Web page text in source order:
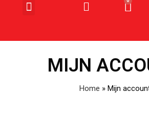
MIJN
Home » Mijn